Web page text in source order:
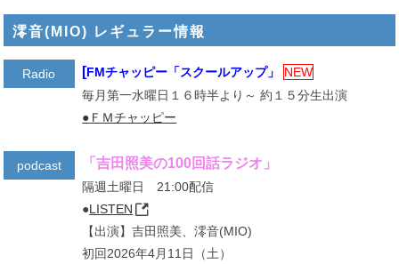
澪音(MIO) レギュラー情報
Radio [FMチャッピー「スクールアップ」
NEW
毎月第一水曜日１６時半より～ 約１５分生出演
●ＦＭチャッピー
podcast 「吉田照美の100回話ラジオ」
隔週土曜日 21:00配信
●LISTEN
【出演】吉田照美、澪音(MIO)
初回2026年4月11日（土）